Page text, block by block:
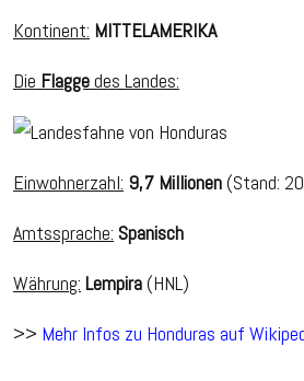
Kontinent: MITTELAMERIKA
Die Flaggedes Landes:
Einwohnerzahl: 9,7 Millionen(Stand:
Amtssprache: Spanisch
Währung: Lempira(HNL)
>> Mehr Infos zu Honduras auf